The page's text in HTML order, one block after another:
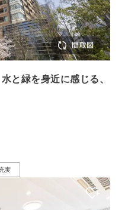
と緑を身近に感じる、
実